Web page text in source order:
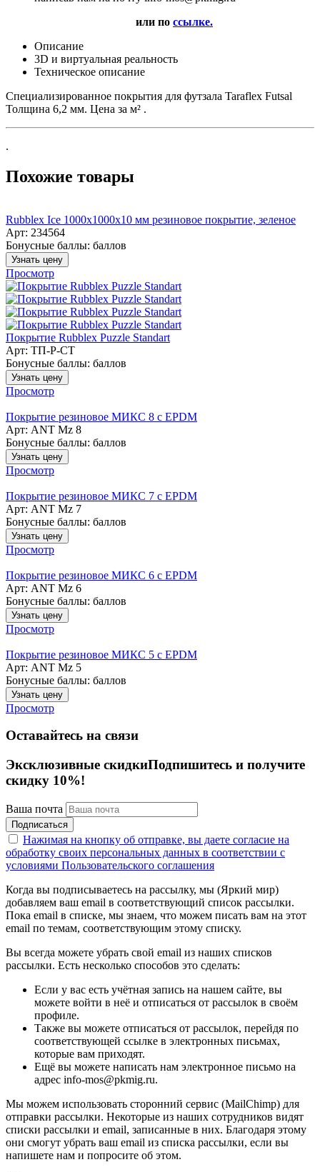
или по ссылке.
Описание
3D и виртуальная реальность
Техническое описание
Специализированное покрытия для футзала Taraflex Futsal
Толщина 6,2 мм. Цена за м² .
.
Похожие товары
Rubblex Ice 1000x1000x10 мм резиновое покрытие, зеленое
Арт: 234564
Бонусные баллы: баллов
Узнать цену
Просмотр
Покрытие Rubblex Puzzle Standart
Арт: ТП-Р-СТ
Бонусные баллы: баллов
Узнать цену
Просмотр
Покрытие резиновое МИКС 8 с EPDM
Арт: ANT Mz 8
Бонусные баллы: баллов
Узнать цену
Просмотр
Покрытие резиновое МИКС 7 с EPDM
Арт: ANT Mz 7
Бонусные баллы: баллов
Узнать цену
Просмотр
Покрытие резиновое МИКС 6 с EPDM
Арт: ANT Mz 6
Бонусные баллы: баллов
Узнать цену
Просмотр
Покрытие резиновое МИКС 5 с EPDM
Арт: ANT Mz 5
Бонусные баллы: баллов
Узнать цену
Просмотр
Оставайтесь на связи
Эксклюзивные скидкиПодпишитесь и получите
скидку 10%!
Ваша почта
Подписаться
Нажимая на кнопку об отправке, вы даете согласие на
обработку своих персональных данных в соответствии с
условиями Пользовательского соглашения
Когда вы подписываетесь на рассылку, мы (Яркий мир)
добавляем ваш email в соответствующий список рассылки.
Пока email в списке, мы знаем, что можем писать вам на этот
email по темам, соответствующим этому списку.
Вы всегда можете убрать свой email из наших списков
рассылки. Есть несколько способов это сделать:
Если у вас есть учётная запись на нашем сайте, вы
можете войти в неё и отписаться от рассылок в своём
профиле.
Также вы можете отписаться от рассылок, перейдя по
соответствующей ссылке в электронных письмах,
которые вам приходят.
Ещё вы можете написать нам электронное письмо на
адрес info-mos@pkmig.ru.
Мы можем использовать сторонний сервис (MailChimp) для
отправки рассылки. Некоторые из наших сотрудников видят
списки рассылки и email, записанные в них. Благодаря этому
они смогут убрать ваш email из списка рассылки, если вы
напишете нам и попросите об этом.